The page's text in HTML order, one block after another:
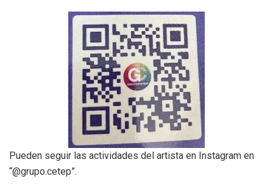
Pueden seguir las actividades del artista en Instagram en
“@grupo.cetep”.